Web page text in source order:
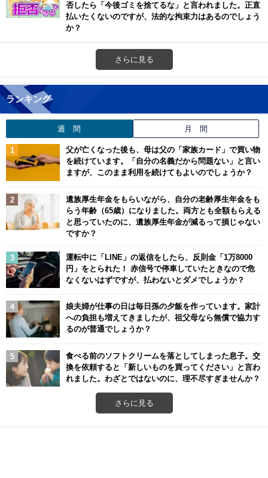
否したら「今後ゴミを捨てるな」と言われました。正直
払いたくないのですが、法的な拘束力はあるのでしょう
か？
さらに見る
ランキング
週 間 月 間
父が亡くなった後も、母は父の「家族カード」で買い物
を続けています。「自分の名義だから問題ない」と言い
ますが、このまま利用を続けてもよいのでしょうか？
遺族厚生年金をもらいながら、自分の老齢厚生年金をも
らう年齢（65歳）になりました。両方とも全額もらえる
と思っていたのに、遺族厚生年金が減るって損じゃない
ですか？
運転中に「LINE」の返信をしたら、反則金「1万8000
円」をとられた！ 赤信号で停車していたときなので危
なくないはずですが、払わないとダメでしょうか？
娘夫婦が仕事の日は毎日孫の夕飯を作っています。家計
への負担も増えてきましたが、祖父母なら無償で協力す
るのが普通でしょうか？
食べる前のソフトクリームを落としてしまった息子。交
換を依頼すると「新しいものを買ってください」と言わ
れました。わざとではないのに、理不尽すぎませんか？
さらに見る